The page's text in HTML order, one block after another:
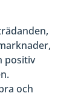
positiv
och